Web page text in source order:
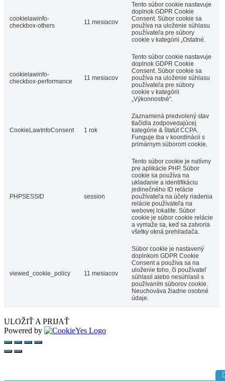
cookielawinfo-
checkbox-others
11 mesiacov
Tento súbor cookie nastavuje
doplnok GDPR Cookie
Consent. Súbor cookie sa
používa na uloženie súhlasu
používateľa pre súbory
cookie v kategórii „Ostatné.
cookielawinfo-
checkbox-performance
11 mesiacov
Tento súbor cookie nastavuje
doplnok GDPR Cookie
Consent. Súbor cookie sa
používa na uloženie súhlasu
používateľa pre súbory
cookie v kategórii
„Výkonnostné“.
CookieLawInfoConsent 1 rok
Zaznamená predvolený stav
tlačidla zodpovedajúcej
kategórie & štatút CCPA.
Funguje iba v koordinácii s
primárnym súborom cookie.
PHPSESSID session
Tento súbor cookie je natívny
pre aplikácie PHP. Súbor
cookie sa používa na
ukladanie a identifikáciu
jedinečného ID relácie
používateľa na účely riadenia
relácie používateľa na
webovej lokalite. Súbor
cookie je súbor cookie relácie
a vymaže sa, keď sa zatvoria
všetky okná prehliadača.
viewed_cookie_policy 11 mesiacov
Súbor cookie je nastavený
doplnkom GDPR Cookie
Consent a používa sa na
uloženie toho, či používateľ
súhlasil alebo nesúhlasil s
používaním súborov cookie.
Neuchováva žiadne osobné
údaje.
ULOŽIŤ A PRIJAŤ
Powered by